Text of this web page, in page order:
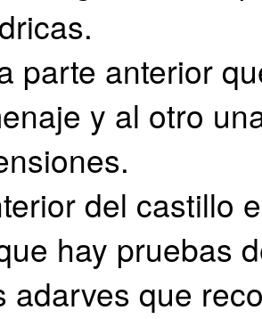
parte anterior
y al otro
del castillo
hay pruebas
adarves que